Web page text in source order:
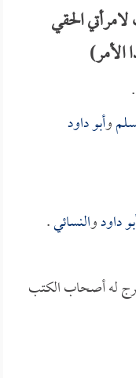
الحقي
وأبو داود
داودوالنسائي.
له أصحاب الكتب